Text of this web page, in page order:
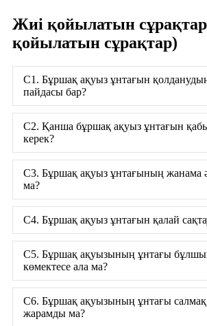
Жиі қойылатын
қойылатын сұрақтар)
С1. Бұршақ ақуыз ұнтағын
пайдасы бар?
С2. Қанша бұршақ ақуыз ұнтағын
керек?
С3. Бұршақ ақуыз ұнтағының жанама
ма?
С4. Бұршақ ақуыз ұнтағын қалай
С5. Бұршақ ақуызының ұнтағы
көмектесе ала ма?
С6. Бұршақ ақуызының ұнтағы салмақ
жарамды ма?